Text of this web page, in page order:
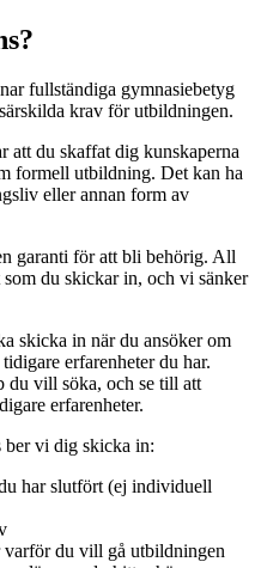
fullständiga gymnasiebetyg
krav för utbildningen.
att du skaffat dig kunskaperna
formell utbildning. Det kan ha
eller annan form av
garanti för att bli behörig. All
du skickar in, och vi sänker
skicka in när du ansöker om
erfarenheter du har.
du vill söka, och se till att
erfarenheter.
ber vi dig skicka in:
har slutfört (ej individuell
du vill gå utbildningen